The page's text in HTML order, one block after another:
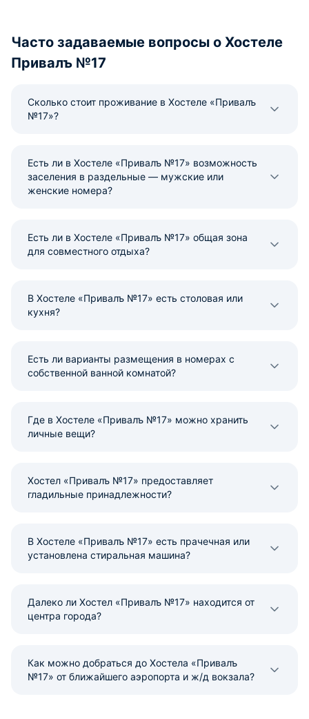
Часто задаваемые вопросы о Хостеле
Привалъ №17
Сколько стоит проживание в Хостеле «Привалъ
№17»?
Есть ли в Хостеле «Привалъ №17» возможность
заселения в раздельные — мужские или
женские номера?
Есть ли в Хостеле «Привалъ №17» общая зона
для совместного отдыха?
В Хостеле «Привалъ №17» есть столовая или
кухня?
Есть ли варианты размещения в номерах с
собственной ванной комнатой?
Где в Хостеле «Привалъ №17» можно хранить
личные вещи?
Хостел «Привалъ №17» предоставляет
гладильные принадлежности?
В Хостеле «Привалъ №17» есть прачечная или
установлена стиральная машина?
Далеко ли Хостел «Привалъ №17» находится от
центра города?
Как можно добраться до Хостела «Привалъ
№17» от ближайшего аэропорта и ж/д вокзала?